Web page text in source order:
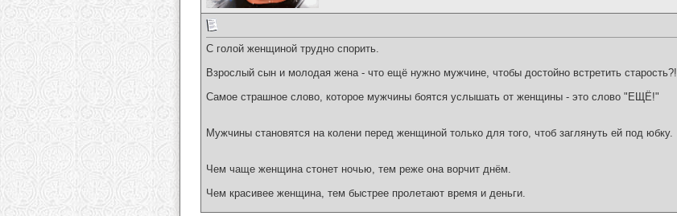
С голой женщиной трудно спорить.
Взрослый сын и молодая жена - что ещё нужно мужчине, чтобы достойно встретить старость?!
Самое страшное слово, которое мужчины боятся услышать от женщины - это слово "ЕЩЁ!"
Мужчины становятся на колени перед женщиной только для того, чтоб заглянуть ей под юбку.
Чем чаще женщина стонет ночью, тем реже она ворчит днём.
Чем красивее женщина, тем быстрее пролетают время и деньги.